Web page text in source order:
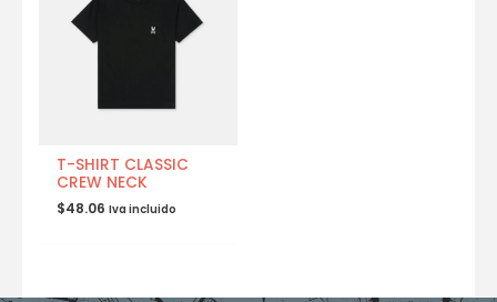
T-SHIRT CLASSIC
CREW NECK
$48.06 Iva incluido